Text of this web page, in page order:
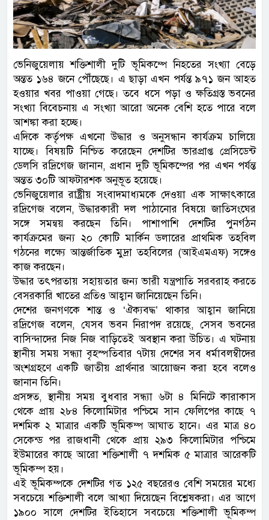
ভেনিজুয়েলায় শক্তিশালী দুটি ভূমিকম্পে নিহতের সংখ্যা বেড়ে
অন্তত ১৬৪ জনে পৌঁছেছে। এ ছাড়া এখন পর্যন্ত ৯৭১ জন আহত
হওয়ার খবর পাওয়া গেছে। তবে ধসে পড়া ও ক্ষতিগ্রস্ত ভবনের
সংখ্যা বিবেচনায় এ সংখ্যা আরো অনেক বেশি হতে পারে বলে
আশঙ্কা করা হচ্ছে।
এদিকে কর্তৃপক্ষ এখনো উদ্ধার ও অনুসন্ধান কার্যক্রম চালিয়ে
যাচ্ছে। বিষয়টি নিশ্চিত করেছেন দেশটির ভারপ্রাপ্ত প্রেসিডেন্ট
ডেলসি রদ্রিগেজ জানান, প্রধান দুটি ভূমিকম্পের পর এখন পর্যন্ত
অন্তত ৩০টি আফটারশক অনুভূত হয়েছে।
ভেনিজুয়েলার রাষ্ট্রীয় সংবাদমাধ্যমকে দেওয়া এক সাক্ষাৎকারে
রদ্রিগেজ বলেন, উদ্ধারকারী দল পাঠানোর বিষয়ে জাতিসংঘের
সঙ্গে সমন্বয় করছেন তিনি। পাশাপাশি দেশটির পুনর্গঠন
কার্যক্রমের জন্য ২০ কোটি মার্কিন ডলারের প্রাথমিক তহবিল
গঠনের লক্ষ্যে আন্তর্জাতিক মুদ্রা তহবিলের (আইএমএফ) সঙ্গেও
কাজ করছেন।
উদ্ধার তৎপরতায় সহায়তার জন্য ভারী যন্ত্রপাতি সরবরাহ করতে
বেসরকারি খাতের প্রতিও আহ্বান জানিয়েছেন তিনি।
দেশের জনগণকে শান্ত ও ‘ঐক্যবদ্ধ’ থাকার আহ্বান জানিয়ে
রদ্রিগেজ বলেন, যেসব ভবন নিরাপদ রয়েছে, সেসব ভবনের
বাসিন্দাদের নিজ নিজ বাড়িতেই অবস্থান করা উচিত। এ ঘটনায়
স্থানীয় সময় সন্ধ্যা বৃহস্পতিবার ৭টায় দেশের সব ধর্মাবলম্বীদের
অংশগ্রহণে একটি জাতীয় প্রার্থনার আয়োজন করা হবে বলেও
জানান তিনি।
প্রসঙ্গত, স্থানীয় সময় বুধবার সন্ধ্যা ৬টা ৪ মিনিটে কারাকাস
থেকে প্রায় ২৮৪ কিলোমিটার পশ্চিমে সান ফেলিপের কাছে ৭
দশমিক ২ মাত্রার একটি ভূমিকম্প আঘাত হানে। এর মাত্র ৪০
সেকেন্ড পর রাজধানী থেকে প্রায় ২৯৩ কিলোমিটার পশ্চিমে
ইউমারের কাছে আরো শক্তিশালী ৭ দশমিক ৫ মাত্রার আরেকটি
ভূমিকম্প হয়।
এই ভূমিকম্পকে দেশটির গত ১২৫ বছরেরও বেশি সময়ের মধ্যে
সবচেয়ে শক্তিশালী বলে আখ্যা দিয়েছেন বিশ্লেষকরা। এর আগে
১৯০০ সালে দেশটির ইতিহাসে সবচেয়ে শক্তিশালী ভূমিকম্প